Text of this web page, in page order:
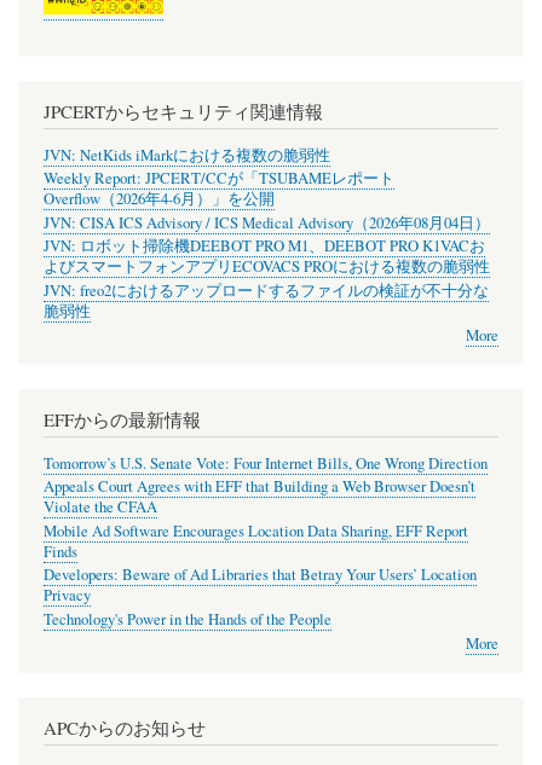
JPCERTからセキュリティ関連情報
JVN: NetKids iMarkにおける複数の脆弱性
Weekly Report: JPCERT/CCが「TSUBAMEレポート
Overflow（2026年4-6月）」を公開
JVN: CISA ICS Advisory / ICS Medical Advisory（2026年08月04日）
JVN: ロボット掃除機DEEBOT PRO M1、DEEBOT PRO K1VACお
よびスマートフォンアプリECOVACS PROにおける複数の脆弱性
JVN: freo2におけるアップロードするファイルの検証が不十分な
脆弱性
More
EFFからの最新情報
Tomorrow’s U.S. Senate Vote: Four Internet Bills, One Wrong Direction
Appeals Court Agrees with EFF that Building a Web Browser Doesn’t
Violate the CFAA
Mobile Ad Software Encourages Location Data Sharing, EFF Report
Finds
Developers: Beware of Ad Libraries that Betray Your Users’ Location
Privacy
Technology's Power in the Hands of the People
More
APCからのお知らせ